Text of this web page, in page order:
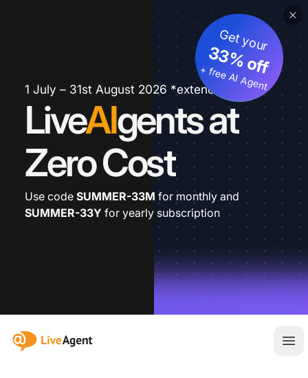
1 July – 31st August 2026 *extended
LiveAIgents at
Zero Cost
Get your
33% off
+ free AI Agent
Use code SUMMER-33M for monthly and
SUMMER-33Y for yearly subscription
:site.title
メ